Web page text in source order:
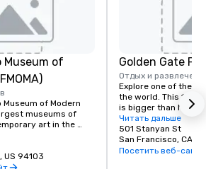
Museum of
Museum of Modern
museums of
art in the
thriving cultural
It spans seven
and bookstore on
US 94103
Golden Gate
Отдых и
Explore one of the
the world. This 150-
is bigger than New
Park, and with
vehicles, it’s a safe
its hidden treasures
Academy of
Читать дальше
501 Stanyan St
San Francisco, CA,
Посетить веб-сайт